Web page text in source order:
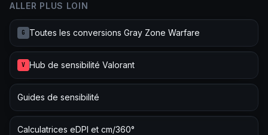
ALLER PLUS LOIN
G Toutes les conversions Gray Zone Warfare
V Hub de sensibilité Valorant
Guides de sensibilité
Calculatrices eDPI et cm/360°